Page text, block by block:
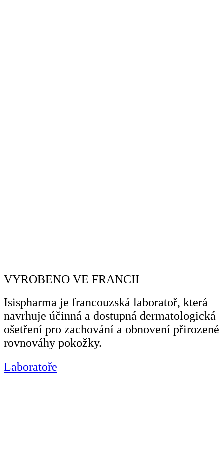
VYROBENO VE FRANCII
Isispharma je francouzská laboratoř, která
navrhuje účinná a dostupná dermatologická
ošetření pro zachování a obnovení přirozené
rovnováhy pokožky.
Laboratoře